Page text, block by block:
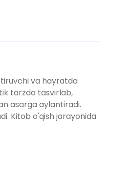
va hayratda
tarzda tasvirlab,
asarga aylantiradi.
Kitob o'qish jarayonida